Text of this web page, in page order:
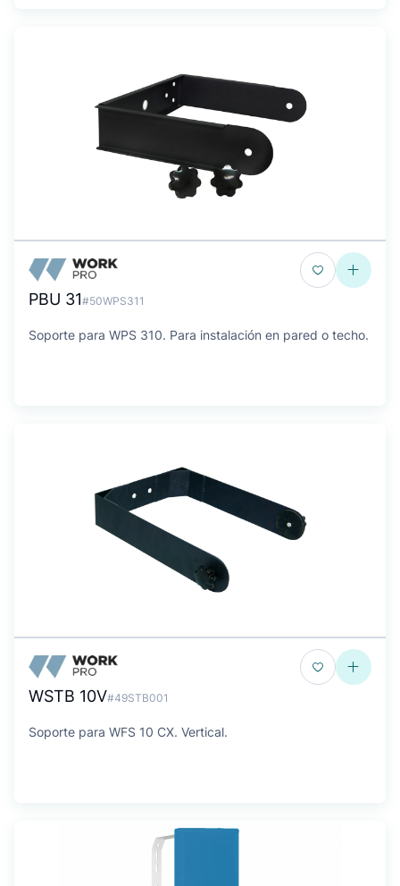
PBU 31#50WPS311
Soporte para WPS 310. Para instalación en pared o techo.
WSTB 10V#49STB001
Soporte para WFS 10 CX. Vertical.